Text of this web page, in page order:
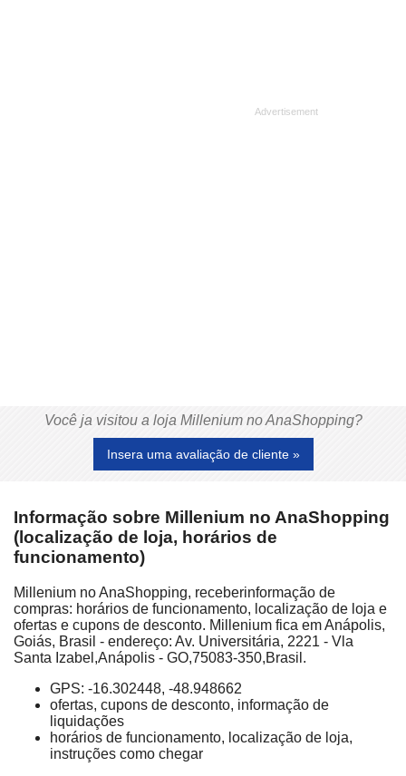
Você ja visitou a loja Millenium no AnaShopping?
Insera uma avaliação de cliente »
Informação sobre Millenium no AnaShopping
(localização de loja, horários de
funcionamento)
Millenium no AnaShopping, receberinformação de
compras: horários de funcionamento, localização de loja e
ofertas e cupons de desconto. Millenium fica em Anápolis,
Goiás, Brasil - endereço: Av. Universitária, 2221 - Vla
Santa Izabel,Anápolis - GO,75083-350,Brasil.
GPS: -16.302448, -48.948662
ofertas, cupons de desconto, informação de
liquidações
horários de funcionamento, localização de loja,
instruções como chegar